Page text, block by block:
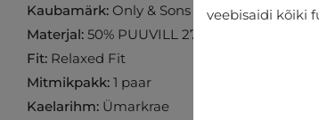
Kaubamärk: Only & Sons
Materjal: 50% PUUVILL 27% POLÜESTER
Fit: Relaxed Fit
Mitmikpakk: 1 paar
Kaelarihm: Ümarkrae
veebisaidi kõiki